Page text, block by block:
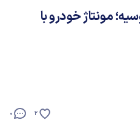
مونتاژ خودرو با
0 2